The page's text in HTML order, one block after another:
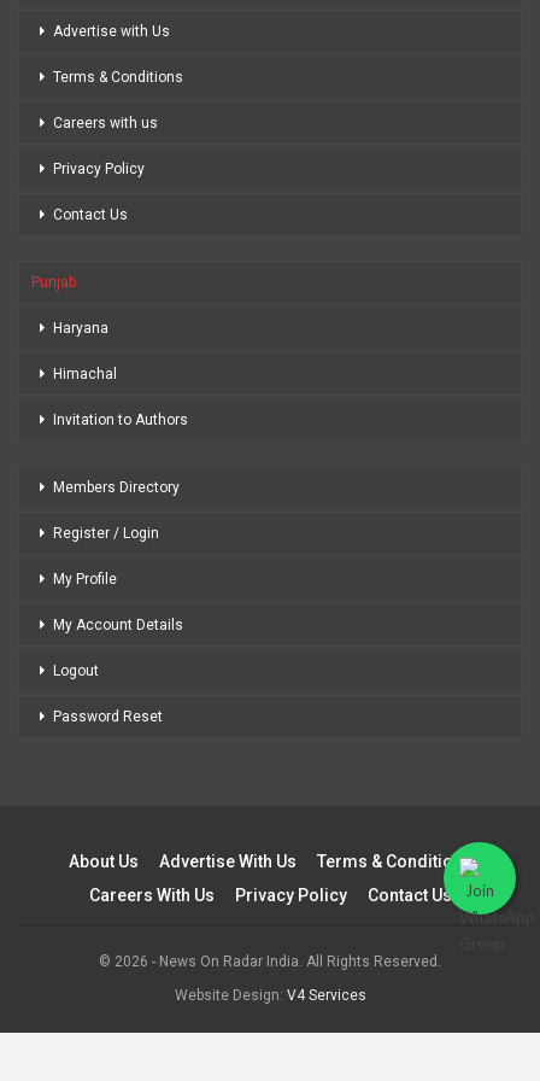
Advertise with Us
Terms & Conditions
Careers with us
Privacy Policy
Contact Us
Punjab
Haryana
Himachal
Invitation to Authors
Members Directory
Register / Login
My Profile
My Account Details
Logout
Password Reset
About Us Advertise With Us
Terms & Conditions
Careers With Us
Privacy Policy Contact Us
© 2026 - News On Radar India. All Rights Reserved.
Website Design: V4 Services